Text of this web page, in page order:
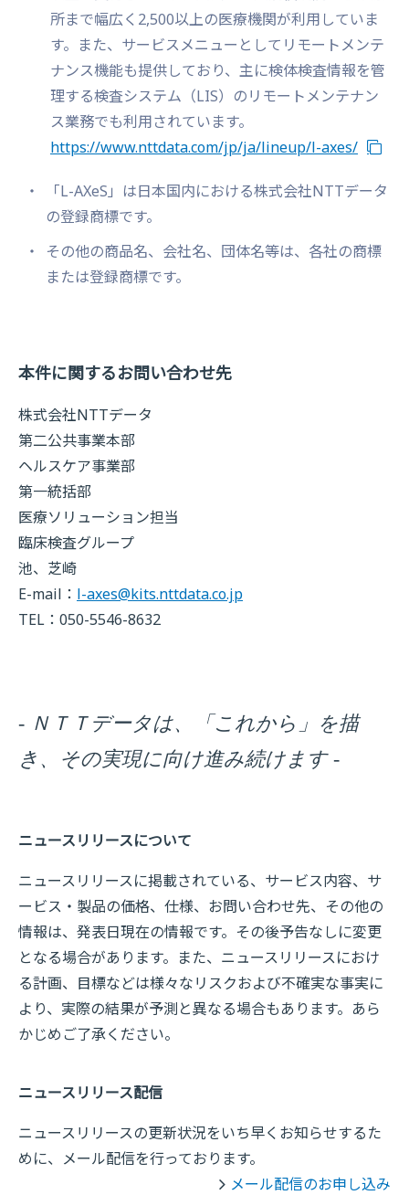
所まで幅広く2,500以上の医療機関が利用していま
す。また、サービスメニューとしてリモートメンテ
ナンス機能も提供しており、主に検体検査情報を管
理する検査システム（LIS）のリモートメンテナン
ス業務でも利用されています。
https://www.nttdata.com/jp/ja/lineup/l-axes/
「L-AXeS」は日本国内における株式会社NTTデータ
の登録商標です。
その他の商品名、会社名、団体名等は、各社の商標
または登録商標です。
本件に関するお問い合わせ先
株式会社NTTデータ
第二公共事業本部
ヘルスケア事業部
第一統括部
医療ソリューション担当
臨床検査グループ
池、芝崎
E-mail： l-axes@kits.nttdata.co.jp
TEL：050-5546-8632
- ＮＴＴデータは、「これから」を描
き、その実現に向け進み続けます -
ニュースリリースについて
ニュースリリースに掲載されている、サービス内容、サ
ービス・製品の価格、仕様、お問い合わせ先、その他の
情報は、発表日現在の情報です。その後予告なしに変更
となる場合があります。また、ニュースリリースにおけ
る計画、目標などは様々なリスクおよび不確実な事実に
より、実際の結果が予測と異なる場合もあります。あら
かじめご了承ください。
ニュースリリース配信
ニュースリリースの更新状況をいち早くお知らせするた
めに、メール配信を行っております。
メール配信のお申し込み